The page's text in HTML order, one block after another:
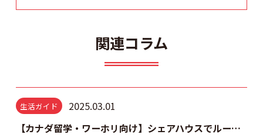
関連コラム
生活ガイド
2025.03.01
【カナダ留学・ワーホリ向け】シェアハウスでルームメイトと仲良くなるには？